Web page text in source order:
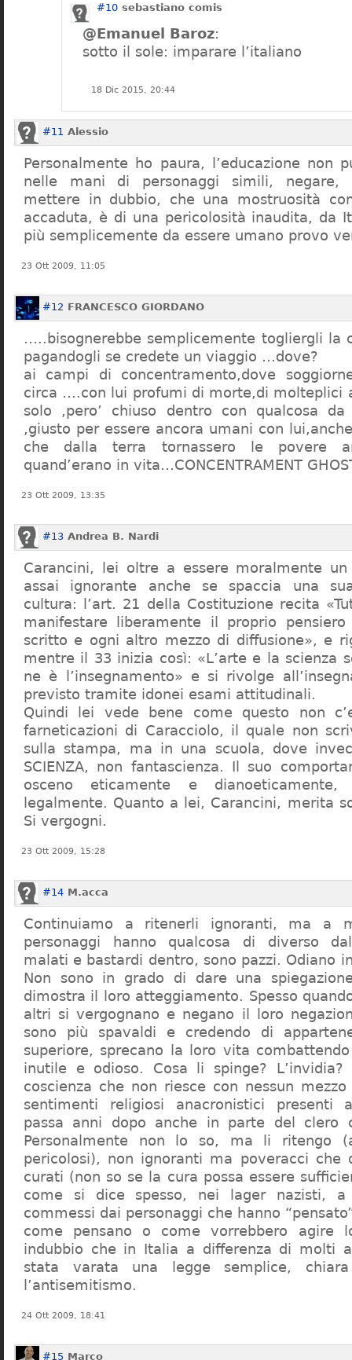
#10 sebastiano comis
@Emanuel Baroz:
sotto il sole: imparare l’italiano
18 Dic 2015, 20:44
#11 Alessio
Personalmente ho paura, l’educazione non
nelle mani di personaggi simili, negare,
mettere in dubbio, che una mostruosità
accaduta, è di una pericolosità inaudita, da
più semplicemente da essere umano provo
23 Ott 2009, 11:05
#12 FRANCESCO GIORDANO
…..bisognerebbe semplicemente togliergli la
pagandogli se credete un viaggio …dove?
ai campi di concentramento,dove
circa ….con lui profumi di morte,di molteplici
solo ,pero’ chiuso dentro con qualcosa
,giusto per essere ancora umani con
che dalla terra tornassero le povere
quand’erano in vita…CONCENTRAMENT
23 Ott 2009, 13:35
#13 Andrea B. Nardi
Carancini, lei oltre a essere moralmente
assai ignorante anche se spaccia una
cultura: l’art. 21 della Costituzione recita
manifestare liberamente il proprio
scritto e ogni altro mezzo di diffusione», e
mentre il 33 inizia così: «L’arte e la scienza
ne è l’insegnamento» e si rivolge
previsto tramite idonei esami attitudinali.
Quindi lei vede bene come questo non
farneticazioni di Caracciolo, il quale non
sulla stampa, ma in una scuola, dove
SCIENZA, non fantascienza. Il suo
osceno eticamente e dianoeticamente,
legalmente. Quanto a lei, Carancini, merita
Si vergogni.
23 Ott 2009, 15:28
#14 M.acca
Continuiamo a ritenerli ignoranti, ma a
personaggi hanno qualcosa di diverso
malati e bastardi dentro, sono pazzi. Odiano
Non sono in grado di dare una
dimostra il loro atteggiamento. Spesso
altri si vergognano e negano il loro
sono più spavaldi e credendo di
superiore, sprecano la loro vita
inutile e odioso. Cosa li spinge?
coscienza che non riesce con nessun
sentimenti religiosi anacronistici presenti
passa anni dopo anche in parte del clero
Personalmente non lo so, ma li ritengo
pericolosi), non ignoranti ma poveracci che
curati (non so se la cura possa essere
come si dice spesso, nei lager nazisti,
commessi dai personaggi che hanno
come pensano o come vorrebbero agire
indubbio che in Italia a differenza di molti
stata varata una legge semplice,
l’antisemitismo.
24 Ott 2009, 18:41
#15 Marco